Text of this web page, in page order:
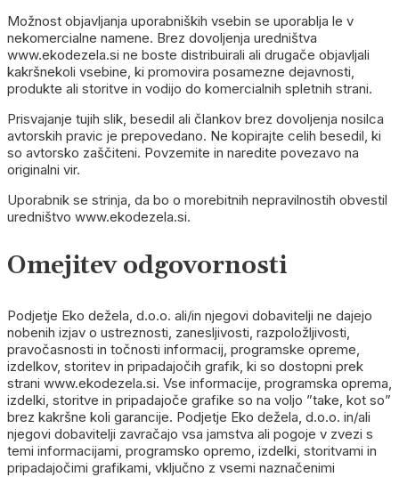
Možnost objavljanja uporabniških vsebin se uporablja le v
nekomercialne namene. Brez dovoljenja uredništva
www.ekodezela.si ne boste distribuirali ali drugače objavljali
kakršnekoli vsebine, ki promovira posamezne dejavnosti,
produkte ali storitve in vodijo do komercialnih spletnih strani.
Prisvajanje tujih slik, besedil ali člankov brez dovoljenja nosilca
avtorskih pravic je prepovedano. Ne kopirajte celih besedil, ki
so avtorsko zaščiteni. Povzemite in naredite povezavo na
originalni vir.
Uporabnik se strinja, da bo o morebitnih nepravilnostih obvestil
uredništvo www.ekodezela.si.
Omejitev odgovornosti
Podjetje Eko dežela, d.o.o. ali/in njegovi dobavitelji ne dajejo
nobenih izjav o ustreznosti, zanesljivosti, razpoložljivosti,
pravočasnosti in točnosti informacij, programske opreme,
izdelkov, storitev in pripadajočih grafik, ki so dostopni prek
strani www.ekodezela.si. Vse informacije, programska oprema,
izdelki, storitve in pripadajoče grafike so na voljo ”take, kot so”
brez kakršne koli garancije. Podjetje Eko dežela, d.o.o. in/ali
njegovi dobavitelji zavračajo vsa jamstva ali pogoje v zvezi s
temi informacijami, programsko opremo, izdelki, storitvami in
pripadajočimi grafikami, vključno z vsemi naznačenimi